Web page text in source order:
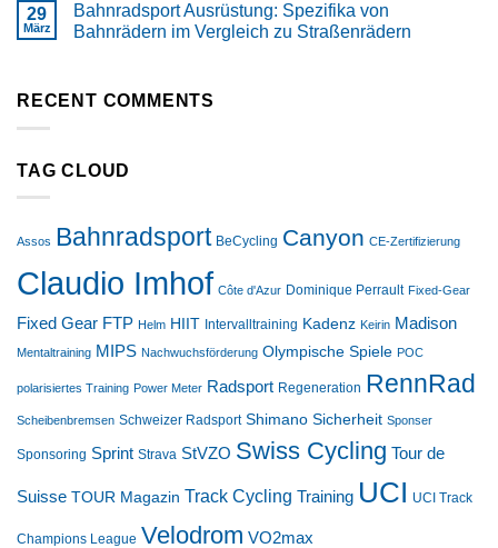
29
März
Bahnradsport Ausrüstung: Spezifika von
Bahnrädern im Vergleich zu Straßenrädern
RECENT COMMENTS
TAG CLOUD
Assos Bahnradsport BeCycling Canyon CE-Zertifizierung
Claudio Imhof Côte d'Azur Dominique Perrault Fixed-Gear
Fixed Gear FTP Helm HIIT Intervalltraining Kadenz Keirin Madison
Mentaltraining MIPS Nachwuchsförderung Olympische Spiele POC
polarisiertes Training Power Meter Radsport Regeneration RennRad
Scheibenbremsen Schweizer Radsport Shimano Sicherheit Sponser
Sponsoring Sprint Strava StVZO Swiss Cycling Tour de
Suisse TOUR Magazin Track Cycling Training UCI UCI Track
Champions League Velodrom VO2max